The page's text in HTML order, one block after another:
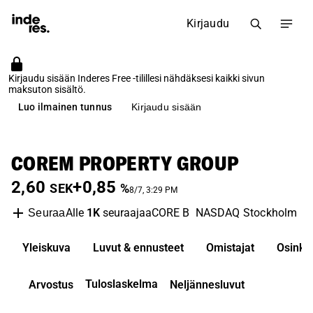
Kirjaudu
Kirjaudu sisään Inderes Free -tilillesi nähdäksesi kaikki sivun
maksuton sisältö.
Luo ilmainen tunnus
Kirjaudu sisään
COREM PROPERTY GROUP
2,60 SEK+0,85 %8/7, 3:29 PM
SeuraaAlle 1KseuraajaaCORE B NASDAQ Stockholm
Yleiskuva Luvut & ennusteet Omistajat Osinko
Arvostus Tuloslaskelma Neljännesluvut